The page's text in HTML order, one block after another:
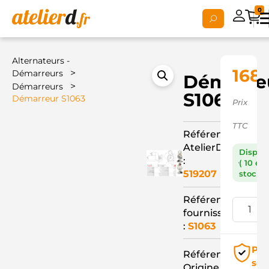
0
Alternateurs -
Démarreurs
>
Démarreurs >
Démarreur S1063
S1063
Référence
AtelierD
:
519207
Référence
fournisseur
:S1063
Référence
Prix
TTC
( 10 en
stock )